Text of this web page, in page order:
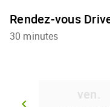
Rendez-vous
30 minutes
ven.